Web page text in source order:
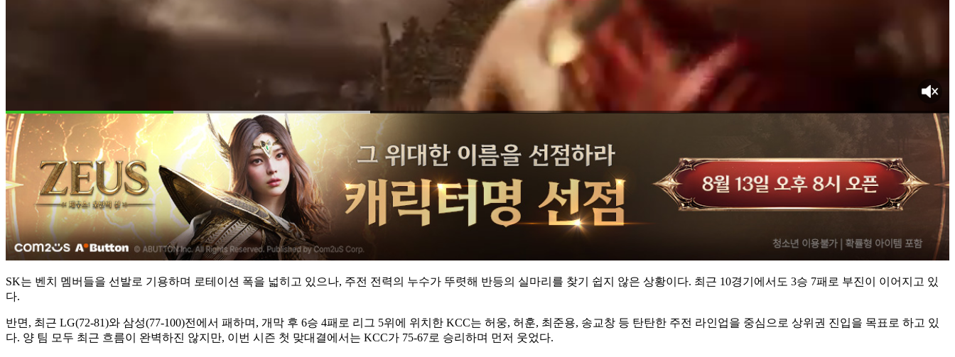
SK는 벤치 멤버들을 선발로 기용하며 로테이션 폭을 넓히고 있으나, 주전 전력의 누수가 뚜렷해 반등의 실마리를 찾기 쉽지 않은 상황이다. 최근 10경기에서도 3승 7패로 부진이 이어지고 있
다.
반면, 최근 LG(72-81)와 삼성(77-100)전에서 패하며, 개막 후 6승 4패로 리그 5위에 위치한 KCC는 허웅, 허훈, 최준용, 송교창 등 탄탄한 주전 라인업을 중심으로 상위권 진입을 목표로 하고 있
다. 양 팀 모두 최근 흐름이 완벽하진 않지만, 이번 시즌 첫 맞대결에서는 KCC가 75-67로 승리하며 먼저 웃었다.